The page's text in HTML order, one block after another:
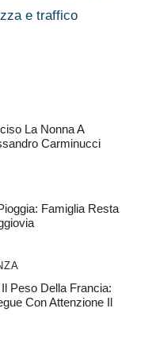
e traffico
La Nonna A
Carminucci
Famiglia Resta
Peso Della Francia:
Con Attenzione Il